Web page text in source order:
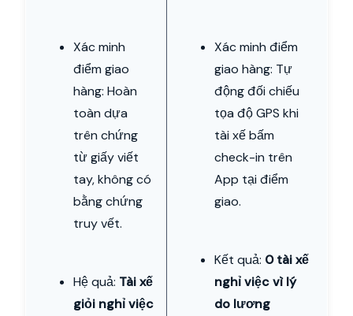
Xác minh
điểm giao
hàng: Hoàn
toàn dựa
trên chứng
từ giấy viết
tay, không có
bằng chứng
truy vết.
Hệ quả: Tài xế
giỏi nghỉ việc
Xác minh điểm
giao hàng: Tự
động đối chiếu
tọa độ GPS khi
tài xế bấm
check-in trên
App tại điểm
giao.
Kết quả: 0 tài xế
nghỉ việc vì lý
do lương